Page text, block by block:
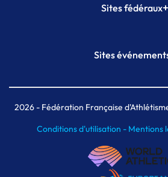
Sites fédéraux+
Plateforme
Sites
Meeting de Paris
MAIF Ekiden de
2026- Fédération Française
Conditions d'utilisation - Mentions